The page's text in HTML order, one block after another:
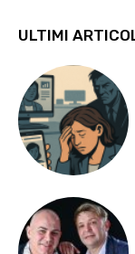
ULTIMI